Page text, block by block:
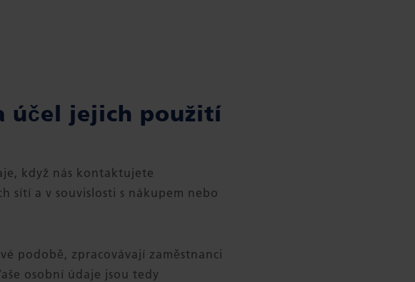
účel jejich použití
když nás kontaktujete
sítí a v souvislosti s nákupem nebo
podobě, zpracovávají zaměstnanci
osobní údaje jsou tedy